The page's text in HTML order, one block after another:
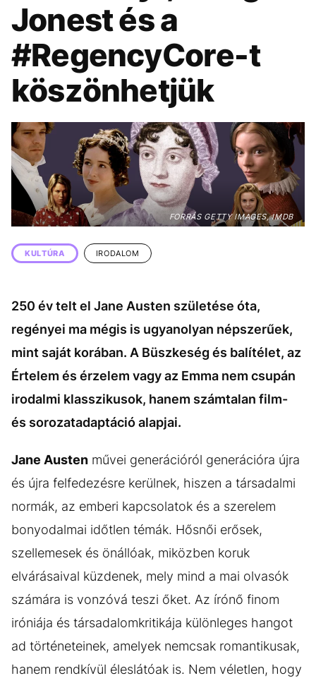
UTAZÁS
ÉLETMÓD DESIGN
BESZÉLGETÉSEK ARCOK
VIDEÓ TÖRTÉNETEK
GASZTRO
Jonest és a
#RegencyCore-t
köszönhetjük
FORRÁS GETTY IMAGES, IMDB
KULTÚRA IRODALOM
250 év telt el Jane Austen születése óta,
regényei ma mégis is ugyanolyan népszerűek,
mint saját korában. A Büszkeség és balítélet, az
Értelem és érzelem vagy az Emma nem csupán
irodalmi klasszikusok, hanem számtalan film-
és sorozatadaptáció alapjai.
Jane Austen művei generációról generációra újra
és újra felfedezésre kerülnek, hiszen a társadalmi
normák, az emberi kapcsolatok és a szerelem
bonyodalmai időtlen témák. Hősnői erősek,
szellemesek és önállóak, miközben koruk
elvárásaival küzdenek, mely mind a mai olvasók
számára is vonzóvá teszi őket. Az írónő finom
iróniája és társadalomkritikája különleges hangot
ad történeteinek, amelyek nemcsak romantikusak,
hanem rendkívül éleslátóak is. Nem véletlen, hogy